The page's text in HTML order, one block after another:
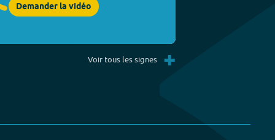
Demander la vidéo
Voir tous les signes +